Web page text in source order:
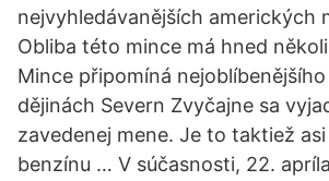
nejvyhledávanějších amerických
Obliba této mince má hned
Mince připomíná
dějinách Severn Zvyčajne sa
zavedenej mene. Je to taktiež
benzínu … V súčasnosti, 22.